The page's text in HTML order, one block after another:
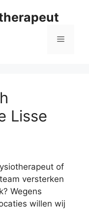
Menu
Lisse
of
versterken
Wegens
willen wij